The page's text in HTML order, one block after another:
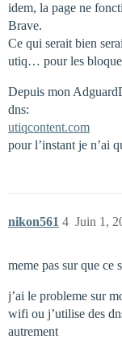
idem, la page ne
Brave.
Ce qui serait bien
utiq… pour les
Depuis mon
dns:
utiqcontent.com
pour l’instant je n’ai
nikon561 Juin 1,
4
meme pas sur que ce
j’ai le probleme sur
wifi ou j’utilise des
autrement